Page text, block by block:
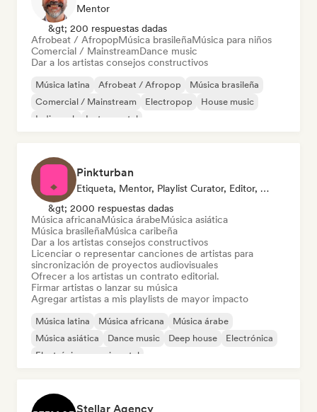
Mentor
&gt; 200 respuestas dadas
Afrobeat / AfropopMúsica brasileñaMúsica para niños
Comercial / MainstreamDance music
Dar a los artistas consejos constructivos
Música latina Afrobeat / Afropop
Música brasileña
Comercial / Mainstream
Electropop
House music
Indie rock
Instrumental
Pinkturban
Etiqueta, Mentor, Playlist Curator, Editor, Supervisor De Sincronización
&gt; 2000 respuestas dadas
Música africanaMúsica árabeMúsica asiática
Música brasileñaMúsica caribeña
Dar a los artistas consejos constructivos
Licenciar o representar canciones de artistas para
sincronización de proyectos audiovisuales
Ofrecer a los artistas un contrato editorial.
Firmar artistas o lanzar su música
Agregar artistas a mis playlists de mayor impacto
Música latina Música africana
Música árabe
Música asiática
Dance music Deep house
Electrónica
Electrónica experimental
Stellar Agency